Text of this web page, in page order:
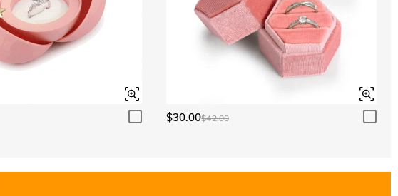
$30.00$42.00